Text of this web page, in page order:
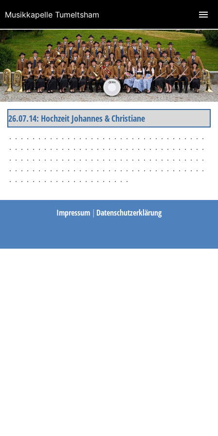
26.07.14: Hochzeit Johannes & Christiane
Impressum | Datenschutzerklärung
Musikkapelle Tumeltsham